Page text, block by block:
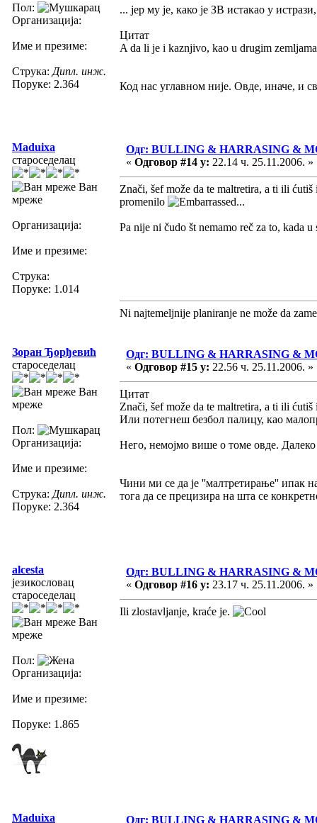
Пол:
Организација:
Име и презиме:
Струка: Дипл. инж.
Поруке: 2.364
... јер му је, како је ЗВ истакао у
Цитат
A da li je i kaznjivo, kao u drugim
Код нас углавном није. Овде, иначе, и
Maduixa
староседелац
Ван
мреже
Организација:
Име и презиме:
Струка:
Поруке: 1.014
Одг: BULLING & HARRASING &
« Одговор #14 у: 22.14 ч. 25.11.2006. »
Znači, šef može da te maltretira, a ti ili
promenilo
...
Pa nije ni čudo št nemamo reč za to, kada
Ni najtemeljnije planiranje ne može da
Зоран Ђорђевић
староседелац
Ван
мреже
Пол:
Организација:
Име и презиме:
Струка: Дипл. инж.
Поруке: 2.364
Одг: BULLING & HARRASING &
« Одговор #15 у: 22.56 ч. 25.11.2006. »
Цитат
Znači, šef može da te maltretira, a ti ili
Или потегнеш безбол палицу, као
Него, немојмо више о томе овде.
Чини ми се да је ''малтретирање'' ипак
тога да се прецизира на шта се
alcesta
језикословац
староседелац
Ван
мреже
Пол:
Организација:
Име и презиме:
Поруке: 1.865
Одг: BULLING & HARRASING &
« Одговор #16 у: 23.17 ч. 25.11.2006. »
Ili zlostavljanje, kraće je.
Maduixa Одг: BULLING & HARRASING &